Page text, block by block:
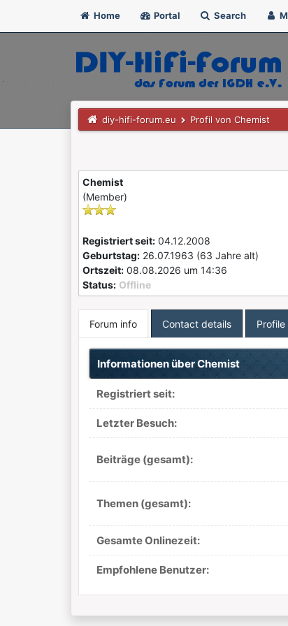
Home Portal Search
diy-hifi-forum.eu Profil von Chemist
Chemist
(Member)
Registriert seit:04.12.2008
Geburtstag:26.07.1963 (63 Jahre alt)
Ortszeit:08.08.2026 um 14:36
Status: Offline
Forum info Contact details Profile
Informationen über Chemist
Registriert seit:
Letzter Besuch:
Beiträge (gesamt):
Themen (gesamt):
Gesamte Onlinezeit:
Empfohlene Benutzer: